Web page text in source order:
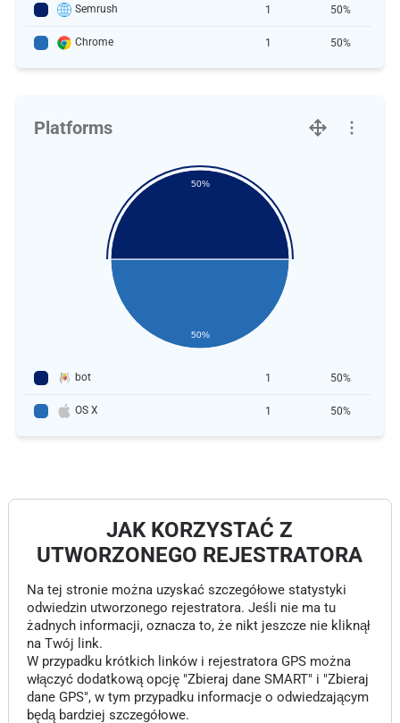
Semrush 1 50%
Chrome 1 50%
Platforms
50%
50%
bot 1 50%
OS X 1 50%
JAK KORZYSTAĆ Z
UTWORZONEGO REJESTRATORA
Na tej stronie można uzyskać szczegółowe statystyki
odwiedzin utworzonego rejestratora. Jeśli nie ma tu
żadnych informacji, oznacza to, że nikt jeszcze nie kliknął
na Twój link.
W przypadku krótkich linków i rejestratora GPS można
włączyć dodatkową opcję "Zbieraj dane SMART" i "Zbieraj
dane GPS", w tym przypadku informacje o odwiedzającym
będą bardziej szczegółowe.